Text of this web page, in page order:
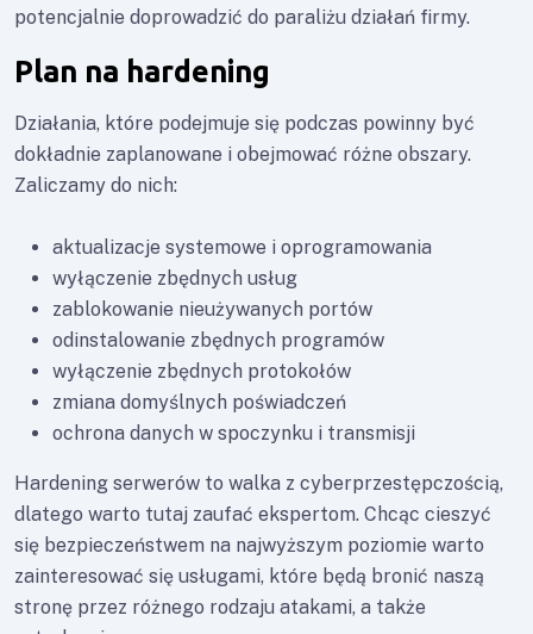
potencjalnie doprowadzić do paraliżu działań firmy.
Plan na hardening
Działania, które podejmuje się podczas powinny być
dokładnie zaplanowane i obejmować różne obszary.
Zaliczamy do nich:
aktualizacje systemowe i oprogramowania
wyłączenie zbędnych usług
zablokowanie nieużywanych portów
odinstalowanie zbędnych programów
wyłączenie zbędnych protokołów
zmiana domyślnych poświadczeń
ochrona danych w spoczynku i transmisji
Hardening serwerów to walka z cyberprzestępczością,
dlatego warto tutaj zaufać ekspertom. Chcąc cieszyć
się bezpieczeństwem na najwyższym poziomie warto
zainteresować się usługami, które będą bronić naszą
stronę przez różnego rodzaju atakami, a także